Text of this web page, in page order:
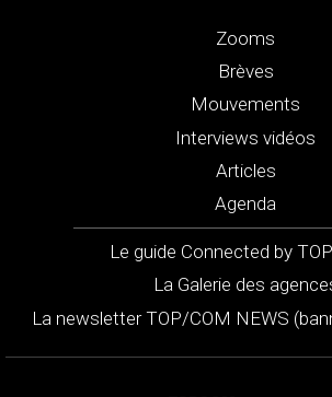
Zooms
Brèves
Mouvements
Interviews vidéos
Articles
Agenda
Le guide Connected by
La Galerie des
La newsletter TOP/COM NEWS